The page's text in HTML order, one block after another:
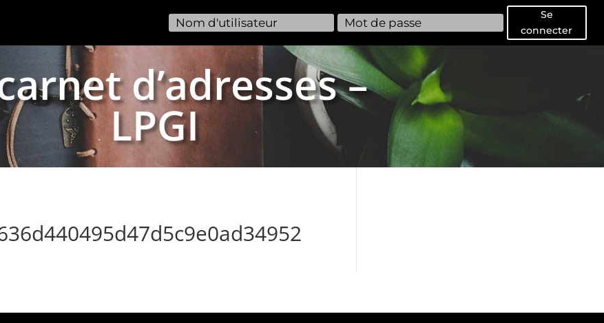
Se
connecter
d’adresses –
LPGI